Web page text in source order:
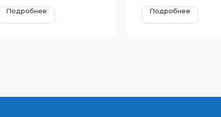
Подробнее Подробнее